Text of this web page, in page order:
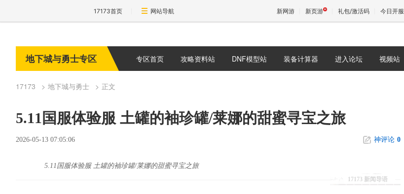
17173首页 网站导航 新网游 新页游 礼包/激活码 今日开服
地下城与勇士专区 专区首页 攻略资料站 DNF模型站 装备计算器 进入论坛 视频站
17173 地下城与勇士 正文
5.11国服体验服 土罐的袖珍罐/莱娜的甜蜜寻宝之旅
2026-05-13 07:05:06 神评论 0
17173 新闻导语
5.11国服体验服 土罐的袖珍罐/莱娜的甜蜜寻宝之旅